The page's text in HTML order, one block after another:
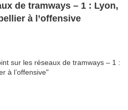
de tramways – 1 : Lyon,
à l’offensive